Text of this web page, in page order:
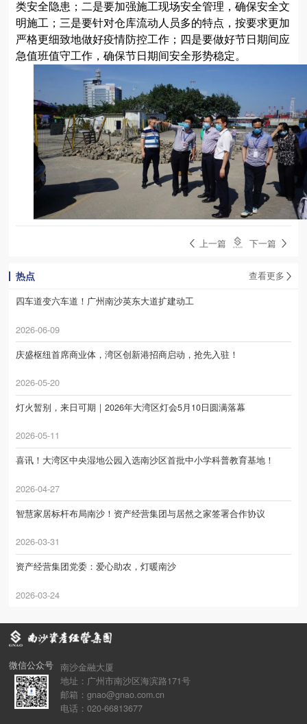
类安全隐患；二是要加强施工现场安全管理，确保安全文
明施工；三是要针对仓库流动人员多的特点，按要求更加
严格更细致地做好疫情防控工作；四是要做好节日期间应
急值班值守工作，确保节日期间安全形势稳定。
上一篇 下一篇
热点 查看更多
四车道变六车道！广州南沙英东大道扩建动工
2026-06-09
庆盛枢纽首席商业体，湾区创新港招商启动，抢先入驻！
2026-05-20
灯火暂别，来日可期｜2026年大湾区灯会5月10日圆满落幕
2026-05-11
喜讯！大湾区中央湿地公园入选南沙区首批中小学科普教育基地！
2026-04-27
智慧家居标杆布局南沙！资产经营集团与居然之家签署合作协议
2026-03-31
资产经营集团党委：爱心助农，灯暖南沙
2026-03-24
微信公众号 南沙金融大厦
地址：广州市南沙区海滨路171号
邮箱：gnao@gnao.com.cn
电话：020-66813677